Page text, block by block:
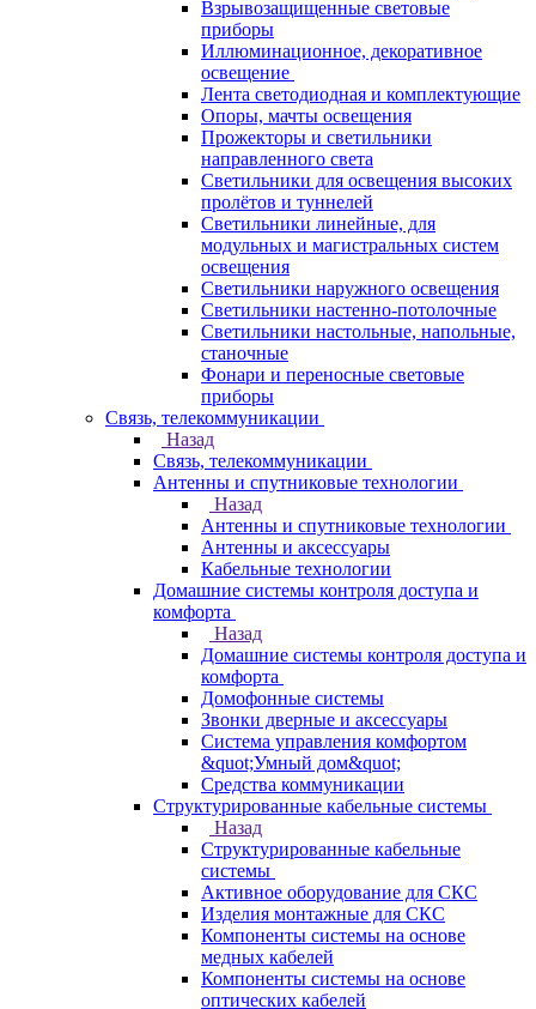
Взрывозащищенные световые
приборы
Иллюминационное, декоративное
освещение
Лента светодиодная и комплектующие
Опоры, мачты освещения
Прожекторы и светильники
направленного света
Светильники для освещения высоких
пролётов и туннелей
Светильники линейные, для
модульных и магистральных систем
освещения
Светильники наружного освещения
Светильники настенно-потолочные
Светильники настольные, напольные,
станочные
Фонари и переносные световые
приборы
Связь, телекоммуникации
Назад
Связь, телекоммуникации
Антенны и спутниковые технологии
Назад
Антенны и спутниковые технологии
Антенны и аксессуары
Кабельные технологии
Домашние системы контроля доступа и
комфорта
Назад
Домашние системы контроля доступа и
комфорта
Домофонные системы
Звонки дверные и аксессуары
Система управления комфортом
&quot;Умный дом&quot;
Средства коммуникации
Структурированные кабельные системы
Назад
Структурированные кабельные
системы
Активное оборудование для СКС
Изделия монтажные для СКС
Компоненты системы на основе
медных кабелей
Компоненты системы на основе
оптических кабелей